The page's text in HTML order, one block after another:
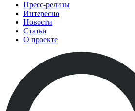
Пресс-релизы
Интересно
Новости
Статьи
О проекте